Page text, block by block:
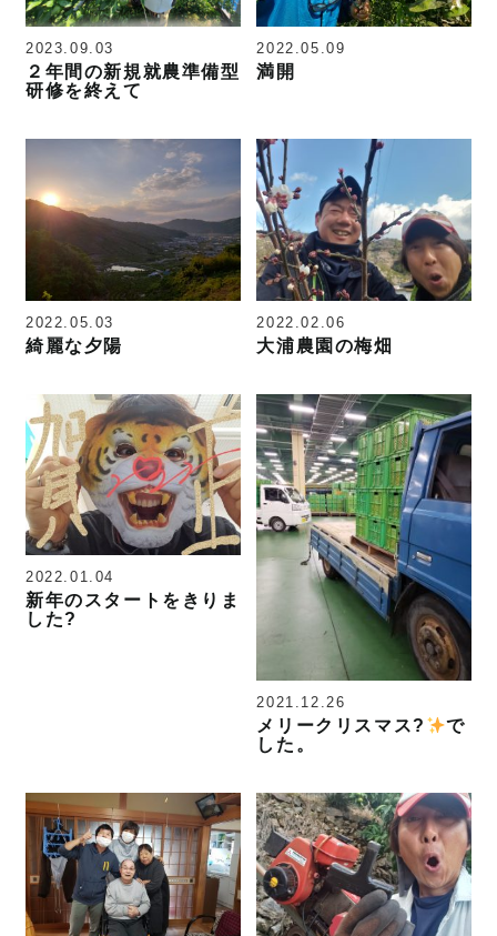
2023.09.03
２年間の新規就農準備型
研修を終えて
2022.05.09
満開
2022.05.03
綺麗な夕陽
2022.02.06
大浦農園の梅畑
2022.01.04
新年のスタートをきりま
した?
2021.12.26
メリークリスマス?
で
した。